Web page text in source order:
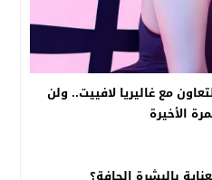
مع غاليريا لافييت.. ولن
الأخيرة